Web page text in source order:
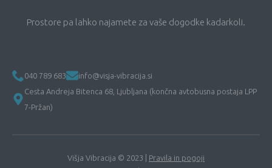
Prostore pa lahko najamete za vaše dogodke kadarkoli.
040 789 683
info@visja-vibracija.si
Cesta Andreja Bitenca 68, Ljubljana (končna avtobusna postaja LPP
7-Pržan)
Višja Vibracija © 2023 | Pravila in pogoji